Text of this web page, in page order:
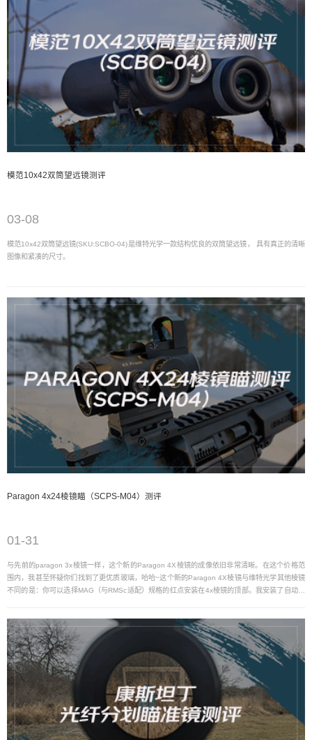
模范10x42双筒望远镜测评
03-08
模范10x42双筒望远镜(SKU:SCBO-04)是维特光学一款结构优良的双筒望远镜， 具有真正的清晰
图像和紧凑的尺寸。
Paragon 4x24棱镜瞄（SCPS-M04）测评
01-31
与先前的paragon 3x棱镜一样，这个新的Paragon 4X棱镜的成像依旧非常清晰。在这个价格范
围内，我甚至怀疑你们找到了更优质玻璃，哈哈~这个新的Paragon 4X棱镜与维特光学其他棱镜
不同的是：你可以选择MAG（与RMSc适配）规格的红点安装在4x棱镜的顶部。我安装了自动感
01-31